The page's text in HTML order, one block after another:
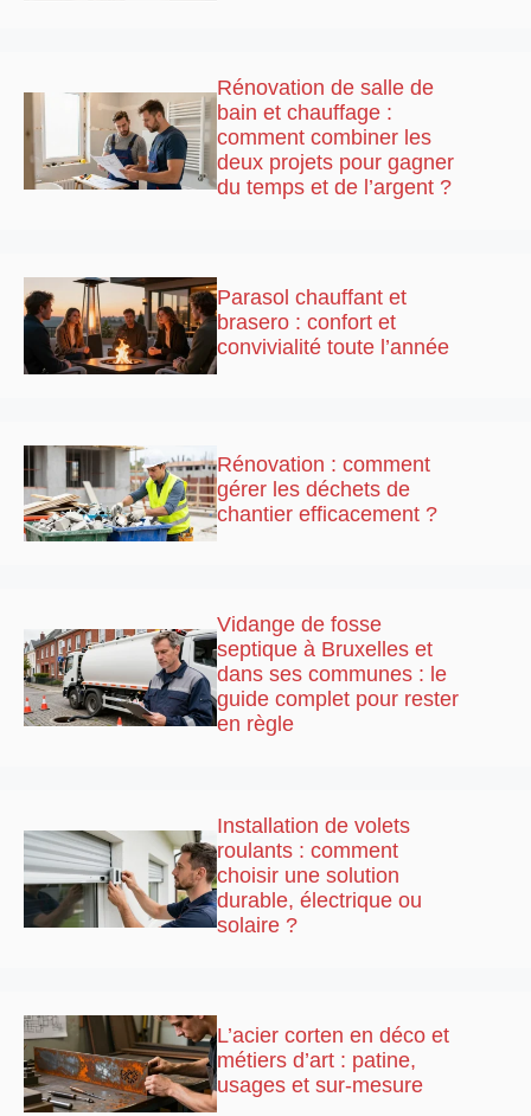
Rénovation de salle de
bain et chauffage :
comment combiner les
deux projets pour gagner
du temps et de l’argent ?
Parasol chauffant et
brasero : confort et
convivialité toute l’année
Rénovation : comment
gérer les déchets de
chantier efficacement ?
Vidange de fosse
septique à Bruxelles et
dans ses communes : le
guide complet pour rester
en règle
Installation de volets
roulants : comment
choisir une solution
durable, électrique ou
solaire ?
L’acier corten en déco et
métiers d’art : patine,
usages et sur-mesure